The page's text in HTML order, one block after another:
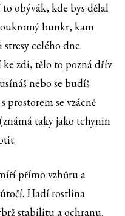
obývák, kde bys dělal
bunkr, kam
stresy celého dne.
zdi, tělo to pozná dřív
nebo se budíš
prostorem se vzácně
taky jako tchynin
přímo vzhůru a
Hadí rostlina
stabilitu a ochranu.